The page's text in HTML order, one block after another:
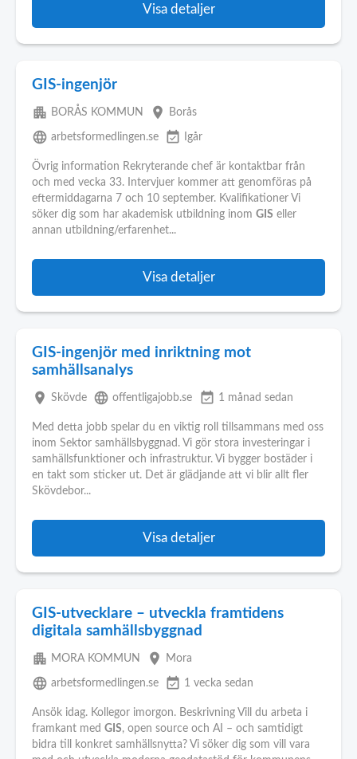
Visa detaljer
GIS-ingenjör
apartment BORÅS KOMMUN place Borås
language arbetsformedlingen.se event_available Igår
Övrig information Rekryterande chef är kontaktbar från
och med vecka 33. Intervjuer kommer att genomföras på
eftermiddagarna 7 och 10 september. Kvalifikationer Vi
söker dig som har akademisk utbildning inom GIS eller
annan utbildning/erfarenhet...
Visa detaljer
GIS-ingenjör med inriktning mot
samhällsanalys
place Skövde language offentligajobb.se event_available 1 månad sedan
Med detta jobb spelar du en viktig roll tillsammans med oss
inom Sektor samhällsbyggnad. Vi gör stora investeringar i
samhällsfunktioner och infrastruktur. Vi bygger bostäder i
en takt som sticker ut. Det är glädjande att vi blir allt fler
Skövdebor...
Visa detaljer
GIS-utvecklare – utveckla framtidens
digitala samhällsbyggnad
apartment MORA KOMMUN place Mora
language arbetsformedlingen.se event_available 1 vecka sedan
Ansök idag. Kollegor imorgon. Beskrivning Vill du arbeta i
framkant med GIS, open source och AI – och samtidigt
bidra till konkret samhällsnytta? Vi söker dig som vill vara